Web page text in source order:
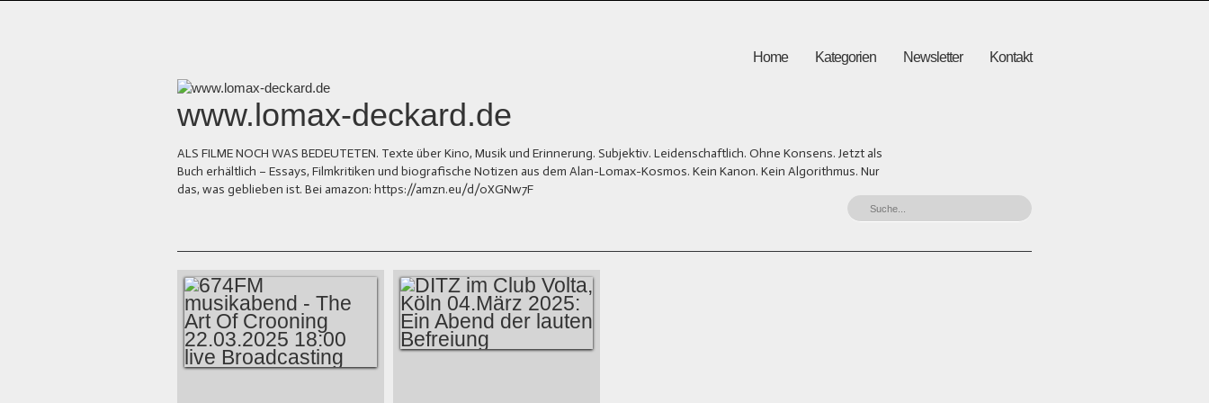
Home Kategorien Newsletter Kontakt
www.lomax-deckard.de
ALS FILME NOCH WAS BEDEUTETEN. Texte über Kino, Musik und Erinnerung. Subjektiv. Leidenschaftlich. Ohne Konsens. Jetzt als
Buch erhältlich – Essays, Filmkritiken und biografische Notizen aus dem Alan-Lomax-Kosmos. Kein Kanon. Kein Algorithmus. Nur
das, was geblieben ist. Bei amazon: https://amzn.eu/d/0XGNw7F